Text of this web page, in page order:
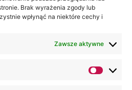
Brak wyrażenia zgody lub
wpłynąć na niektóre cechy i
Zawsze aktywne